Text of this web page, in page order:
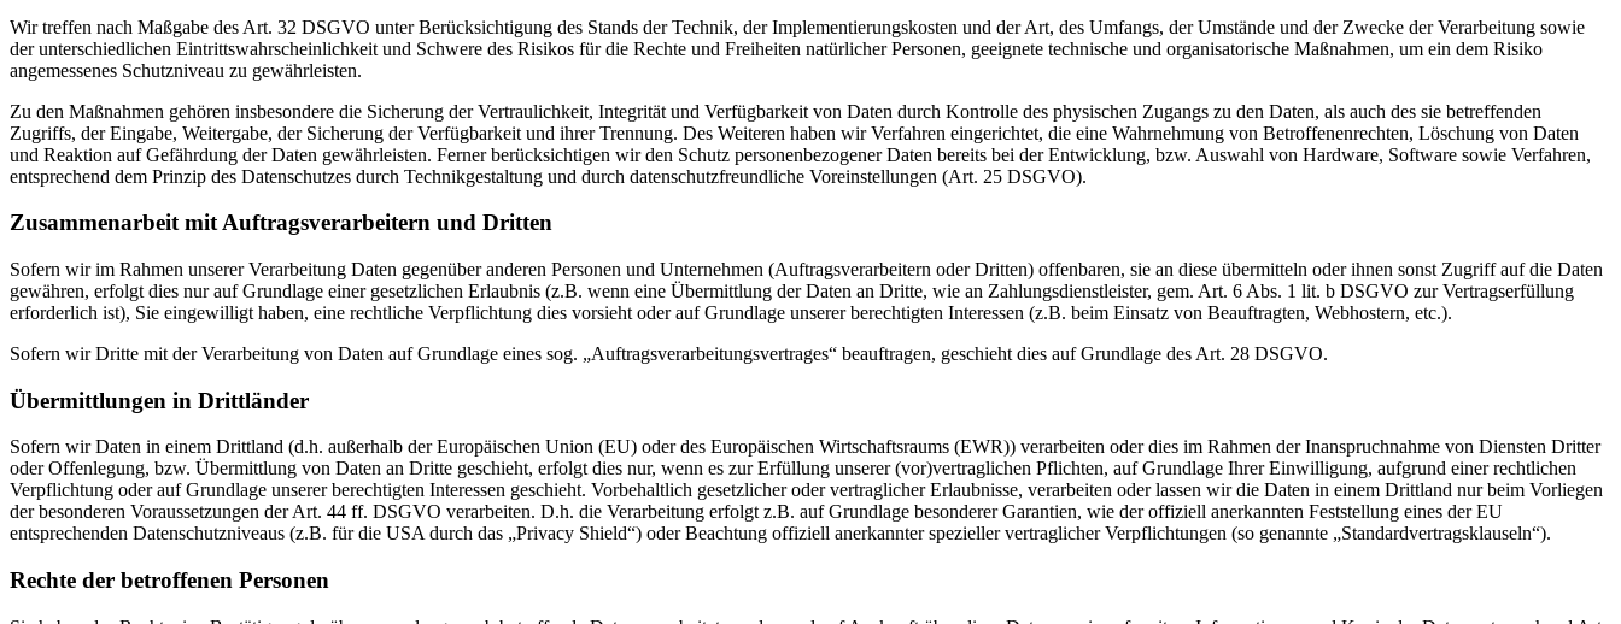
Wir treffen nach Maßgabe des Art. 32 DSGVO unter Berücksichtigung des Stands der Technik, der Implementierungskosten und der Art, des Umfangs, der Umstände und der Zwecke der Verarbeitung sowie
der unterschiedlichen Eintrittswahrscheinlichkeit und Schwere des Risikos für die Rechte und Freiheiten natürlicher Personen, geeignete technische und organisatorische Maßnahmen, um ein dem Risiko
angemessenes Schutzniveau zu gewährleisten.
Zu den Maßnahmen gehören insbesondere die Sicherung der Vertraulichkeit, Integrität und Verfügbarkeit von Daten durch Kontrolle des physischen Zugangs zu den Daten, als auch des sie betreffenden
Zugriffs, der Eingabe, Weitergabe, der Sicherung der Verfügbarkeit und ihrer Trennung. Des Weiteren haben wir Verfahren eingerichtet, die eine Wahrnehmung von Betroffenenrechten, Löschung von Daten
und Reaktion auf Gefährdung der Daten gewährleisten. Ferner berücksichtigen wir den Schutz personenbezogener Daten bereits bei der Entwicklung, bzw. Auswahl von Hardware, Software sowie Verfahren,
entsprechend dem Prinzip des Datenschutzes durch Technikgestaltung und durch datenschutzfreundliche Voreinstellungen (Art. 25 DSGVO).
Zusammenarbeit mit Auftragsverarbeitern und Dritten
Sofern wir im Rahmen unserer Verarbeitung Daten gegenüber anderen Personen und Unternehmen (Auftragsverarbeitern oder Dritten) offenbaren, sie an diese übermitteln oder ihnen sonst Zugriff auf die Daten
gewähren, erfolgt dies nur auf Grundlage einer gesetzlichen Erlaubnis (z.B. wenn eine Übermittlung der Daten an Dritte, wie an Zahlungsdienstleister, gem. Art. 6 Abs. 1 lit. b DSGVO zur Vertragserfüllung
erforderlich ist), Sie eingewilligt haben, eine rechtliche Verpflichtung dies vorsieht oder auf Grundlage unserer berechtigten Interessen (z.B. beim Einsatz von Beauftragten, Webhostern, etc.).
Sofern wir Dritte mit der Verarbeitung von Daten auf Grundlage eines sog. „Auftragsverarbeitungsvertrages“ beauftragen, geschieht dies auf Grundlage des Art. 28 DSGVO.
Übermittlungen in Drittländer
Sofern wir Daten in einem Drittland (d.h. außerhalb der Europäischen Union (EU) oder des Europäischen Wirtschaftsraums (EWR)) verarbeiten oder dies im Rahmen der Inanspruchnahme von Diensten Dritter
oder Offenlegung, bzw. Übermittlung von Daten an Dritte geschieht, erfolgt dies nur, wenn es zur Erfüllung unserer (vor)vertraglichen Pflichten, auf Grundlage Ihrer Einwilligung, aufgrund einer rechtlichen
Verpflichtung oder auf Grundlage unserer berechtigten Interessen geschieht. Vorbehaltlich gesetzlicher oder vertraglicher Erlaubnisse, verarbeiten oder lassen wir die Daten in einem Drittland nur beim Vorliegen
der besonderen Voraussetzungen der Art. 44 ff. DSGVO verarbeiten. D.h. die Verarbeitung erfolgt z.B. auf Grundlage besonderer Garantien, wie der offiziell anerkannten Feststellung eines der EU
entsprechenden Datenschutzniveaus (z.B. für die USA durch das „Privacy Shield“) oder Beachtung offiziell anerkannter spezieller vertraglicher Verpflichtungen (so genannte „Standardvertragsklauseln“).
Rechte der betroffenen Personen